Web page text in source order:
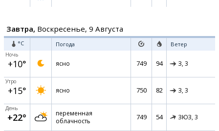
Завтра, Воскресенье, 9 Августа
°C Погода Ветер
Ночь
+10° ясно 749 94 З, 3
Утро
+15° ясно 750 82 З, 3
День
+22°
переменная
облачность
749 54 ЗЮЗ, 3